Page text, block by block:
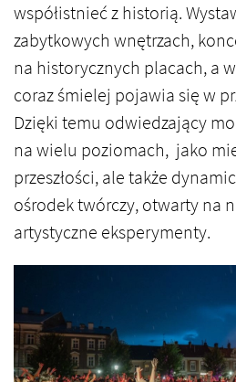
współistnieć z historią.
zabytkowych wnętrzach,
na historycznych placach, a
coraz śmielej pojawia się w
Dzięki temu odwiedzający
na wielu poziomach, jako
przeszłości, ale także
ośrodek twórczy, otwarty na
artystyczne eksperymenty.